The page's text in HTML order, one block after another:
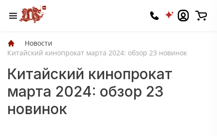
Новости
Китайский кинопрокат марта 2024: обзор 23 новинок
Китайский кинопрокат
марта 2024: обзор 23
новинок